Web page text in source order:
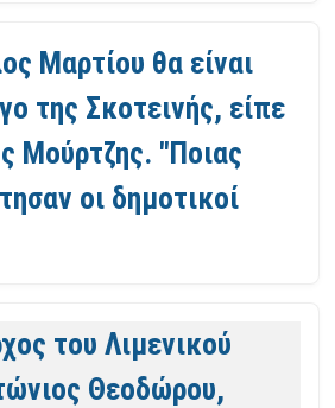
Μαρτίου θα είναι
της Σκοτεινής, είπε
Μούρτζης. "Ποιας
οι δημοτικοί
του Λιμενικού
Θεοδώρου,